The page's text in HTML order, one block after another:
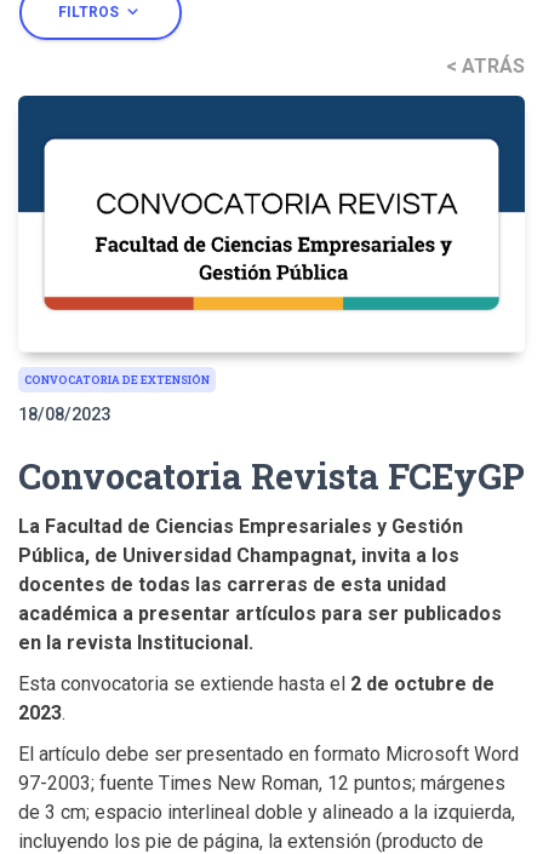
FILTROS expand_more
< ATRÁS
CONVOCATORIA DE EXTENSIÓN
18/08/2023
Convocatoria Revista FCEyGP
La Facultad de Ciencias Empresariales y Gestión
Pública, de Universidad Champagnat, invita a los
docentes de todas las carreras de esta unidad
académica a presentar artículos para ser publicados
en la revista Institucional.
Esta convocatoria se extiende hasta el 2 de octubre de
2023.
El artículo debe ser presentado en formato Microsoft Word
97-2003; fuente Times New Roman, 12 puntos; márgenes
de 3 cm; espacio interlineal doble y alineado a la izquierda,
incluyendo los pie de página, la extensión (producto de